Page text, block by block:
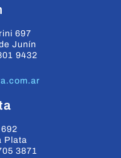
697
Junín
9432
Plata
3871